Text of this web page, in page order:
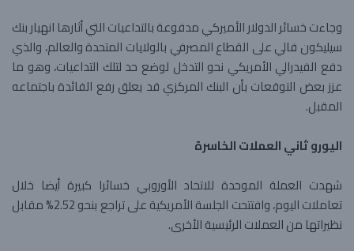
وجاءت خسائر الدولار الأميركي مدفوعة بالتداعيات التي أثارها انهيار بنك
سيليكون فالي على القطاع المصرفي بالولايات المتحدة والعالم، والذي
دفع الفيدرالي الأمريكي نحو التدخل لوضع حد لتلك التداعيات، وهو ما
عزز بعض التوقعات بأن البنك المركزي قد يعلق رفع الفائدة باجتماعه
المقبل.
اليورو ثاني العملات الخاسرة
شهدت العملة الموحدة للاتحاد الأوروبي خسائرا كبيرة أيضا خلال
تعاملات اليوم، وافتتحت الجلسة الأمريكية على تراجع بنحو 2.52% مقابل
نظيراتها من العملات الرئيسية الأخرى.